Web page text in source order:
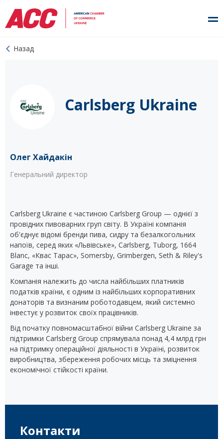
Назад
Carlsberg Ukraine
Олег Хайдакін
Генеральний директор
Carlsberg Ukraine є частиною Carlsberg Group — однієї з
провідних пивоварних груп світу. В Україні компанія
об'єднує відомі бренди пива, сидру та безалкогольних
напоїв, серед яких «Львівське», Carlsberg, Tuborg, 1664
Blanc, «Квас Тарас», Somersby, Grimbergen, Seth & Riley's
Garage та інші.
Компанія належить до числа найбільших платників
податків країни, є одним із найбільших корпоративних
донаторів та визнаним роботодавцем, який системно
інвестує у розвиток своїх працівників.
Від початку повномасштабної війни Carlsberg Ukraine за
підтримки Carlsberg Group спрямувала понад 4,4 млрд грн
на підтримку операційної діяльності в Україні, розвиток
виробництва, збереження робочих місць та зміцнення
економічної стійкості країни.
Контакти